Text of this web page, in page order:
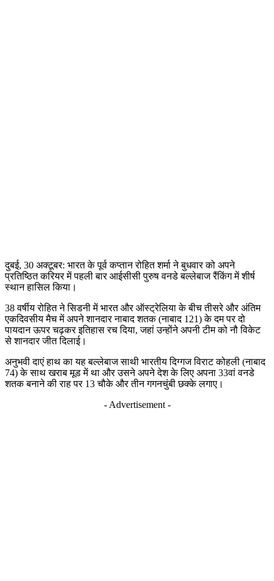
दुबई, 30 अक्टूबर: भारत के पूर्व कप्तान रोहित शर्मा ने बुधवार को अपने
प्रतिष्ठित करियर में पहली बार आईसीसी पुरुष वनडे बल्लेबाज रैंकिंग में शीर्ष
स्थान हासिल किया।
38 वर्षीय रोहित ने सिडनी में भारत और ऑस्ट्रेलिया के बीच तीसरे और अंतिम
एकदिवसीय मैच में अपने शानदार नाबाद शतक (नाबाद 121) के दम पर दो
पायदान ऊपर चढ़कर इतिहास रच दिया, जहां उन्होंने अपनी टीम को नौ विकेट
से शानदार जीत दिलाई।
अनुभवी दाएं हाथ का यह बल्लेबाज साथी भारतीय दिग्गज विराट कोहली (नाबाद
74) के साथ खराब मूड में था और उसने अपने देश के लिए अपना 33वां वनडे
शतक बनाने की राह पर 13 चौके और तीन गगनचुंबी छक्के लगाए।
- Advertisement -